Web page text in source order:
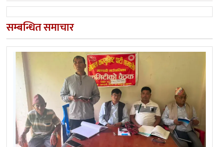
सम्बन्धित समाचार